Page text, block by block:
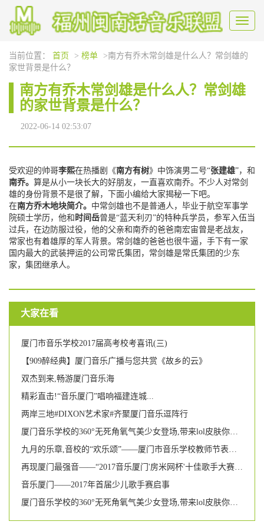
Toggle
当前位置： 首页 > 榜单
>南方有乔木常剑雄是什么人？常剑雄的
家世背景是什么？
南方有乔木常剑雄是什么人？常剑雄
的家世背景是什么？
2022-06-14 02:53:07
受欢迎的帅哥李熙在热播剧《南方有树》中饰演男二号“张建雄”，和
南乔。 算是从小一块长大的好朋友，一直喜欢南乔。不少人对常剑
雄的身份背景不是很了解，下面小编给大家揭秘一下吧。
在南方乔木地块简介。 中常剑雄也不是普通人，毕业于航空军事学
院硕士学历，他和 时间岳曾是“蓝天利刃”的特种兵学员，参军入伍当
过兵，在边防服过役，他的父亲和南乔的爸爸南宏宙曾是老战友，
常家也有着雄厚的军人背景。常剑雄的爸爸也很牛逼，手下有一家
国内最大的武装押运的公司常氏集团，常剑雄是常氏集团的少东
家，集团继承人。
大家在看
厦门市音乐学校2017届高考校考喜讯(三)
【909醉经典】厦门音乐广播与您共赏《故乡的云》
双杰到来,畅游厦门音乐海
精彩直击!“音乐厦门”唱响福建连城...
两岸三地#DIXON艺术家#齐聚厦门音乐逗阵行
厦门音乐学校的360°无死角氧气美少女登场,带来lol皮肤你要不要?
九月的乐章,音校的“欢乐颂”——厦门市音乐学校教师节表彰大会暨文艺汇演
再现厦门最强音——“2017音乐厦门'房米网杯'十佳歌手大赛”圆满落幕
音乐厦门——2017年首届少儿歌手赛启事
厦门音乐学校的360°无死角氧气美少女登场,带来lol皮肤你要不要?